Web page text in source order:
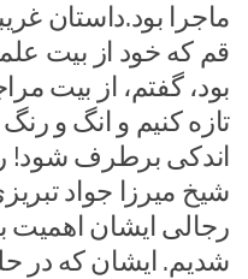
ماجرا بود.داستان
قم که خود از بیت
بود، گفتم، از بیت
تازه کنیم و انگ و
اندکی برطرف شود!
شیخ میرزا جواد
رجالی ایشان اهمیت
شدیم. ایشان که در